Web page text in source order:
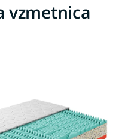
vzmetnica